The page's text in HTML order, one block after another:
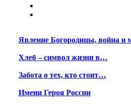
Явление Богородицы, война и
Хлеб – символ жизни в…
Забота о тех, кто стоит…
Имени Героя России